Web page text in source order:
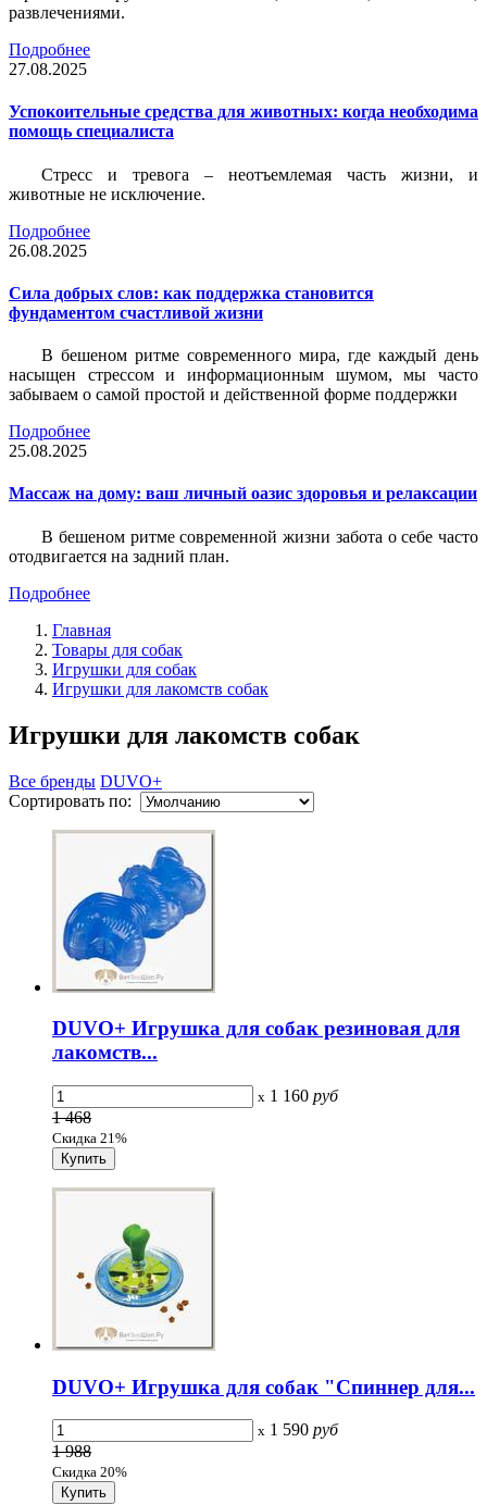
развлечениями.
Подробнее
27.08.2025
Успокоительные средства для животных: когда необходима
помощь специалиста
Стресс и тревога – неотъемлемая часть жизни, и
животные не исключение.
Подробнее
26.08.2025
Сила добрых слов: как поддержка становится
фундаментом счастливой жизни
В бешеном ритме современного мира, где каждый день
насыщен стрессом и информационным шумом, мы часто
забываем о самой простой и действенной форме поддержки
Подробнее
25.08.2025
Массаж на дому: ваш личный оазис здоровья и релаксации
В бешеном ритме современной жизни забота о себе часто
отодвигается на задний план.
Подробнее
Главная
Товары для собак
Игрушки для собак
Игрушки для лакомств собак
Игрушки для лакомств собак
Все бренды DUVO+
Сортировать по:
DUVO+ Игрушка для собак резиновая для
лакомств...
x 1 160 руб
1 468
Скидка 21%
DUVO+ Игрушка для собак "Спиннер для...
x 1 590 руб
1 988
Скидка 20%